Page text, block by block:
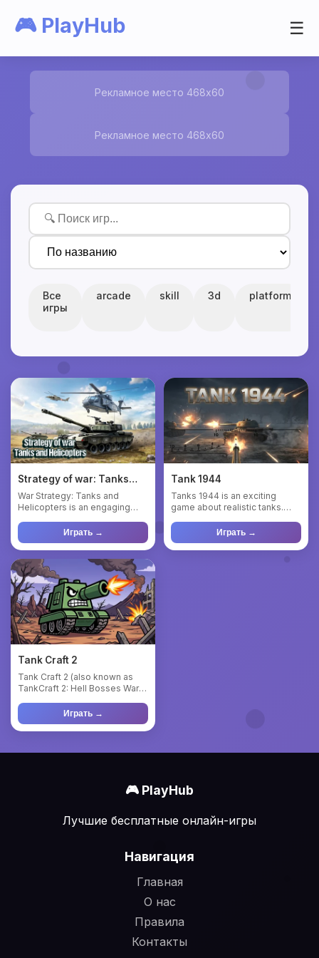
🎮 PlayHub ☰
Рекламное место 468x60
Рекламное место 468x60
Все
игры
arcade skill 3d platform
Strategy of war: Tanks
and helicopters
War Strategy: Tanks and
Helicopters is an engaging
yo...
Играть →
Tank 1944
Tanks 1944 is an exciting
game about realistic tanks.
Играть →
Tank Craft 2
Tank Craft 2 (also known as
TankCraft 2: Hell Bosses War)
Играть →
🎮 PlayHub
Лучшие бесплатные онлайн-игры
Навигация
Главная
О нас
Правила
Контакты